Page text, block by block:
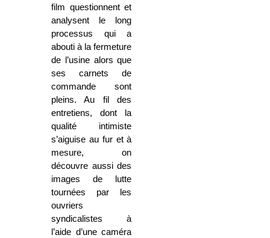
film questionnent et
analysent le long
processus qui a
abouti à la fermeture
de l’usine alors que
ses carnets de
commande sont
pleins. Au fil des
entretiens, dont la
qualité intimiste
s’aiguise au fur et à
mesure, on
découvre aussi des
images de lutte
tournées par les
ouvriers
syndicalistes à
l’aide d’une caméra